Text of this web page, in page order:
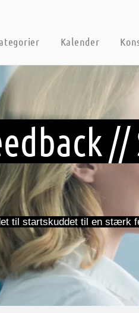
Kalender
til startskuddet til en stærk